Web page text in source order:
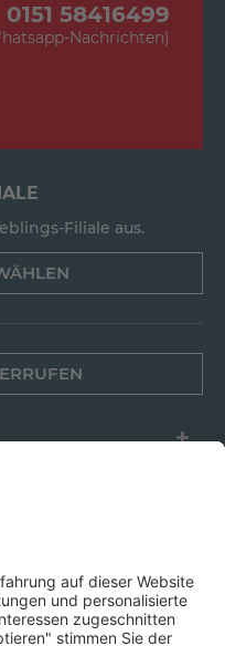
0151 58416499
Nachrichten)
Filiale aus.
UNS